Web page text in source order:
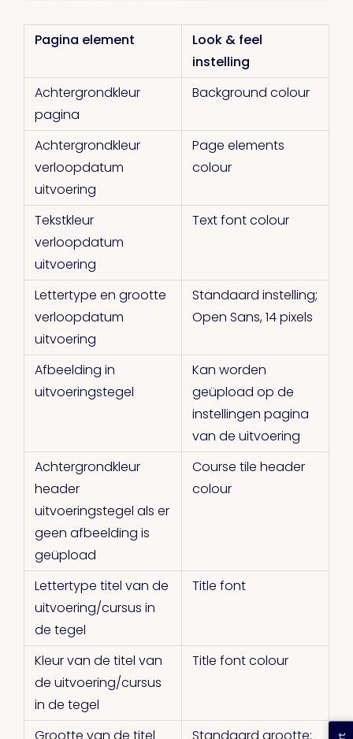
Pagina element
Look & feel
instelling
Achtergrondkleur
pagina
Background colour
Achtergrondkleur
verloopdatum
uitvoering
Page elements
colour
Tekstkleur
verloopdatum
uitvoering
Text font colour
Lettertype en grootte
verloopdatum
uitvoering
Standaard instelling;
Open Sans, 14 pixels
Afbeelding in
uitvoeringstegel
Kan worden
geüpload op de
instellingen pagina
van de uitvoering
Achtergrondkleur
header
uitvoeringstegel als er
geen afbeelding is
geüpload
Course tile header
colour
Lettertype titel van de
uitvoering/cursus in
de tegel
Title font
Kleur van de titel van
de uitvoering/cursus
in de tegel
Title font colour